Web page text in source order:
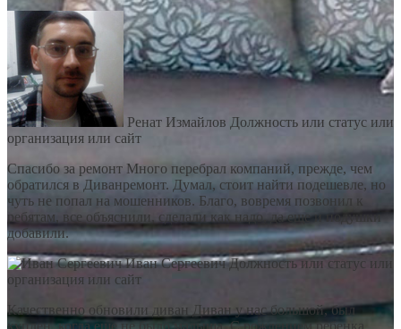
Ренат Измайлов Должность или статус или
организация или сайт
Спасибо за ремонт Много перебрал компаний, прежде, чем
обратился в Диванремонт. Думал, стоит найти подешевле, но
чуть не попал на мошенников. Благо, вовремя позвонил к
ребятам, все объяснили, сделали как надо, да еще и подушки
добавили.
Иван Сергеевич Должность или статус или
организация или сайт
Качественно обновили диван Диван у нас большой, был